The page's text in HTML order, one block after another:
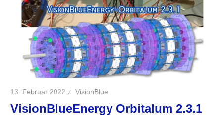
13. Februar 2022 VisionBlue
VisionBlueEnergy Orbitalum 2.3.1